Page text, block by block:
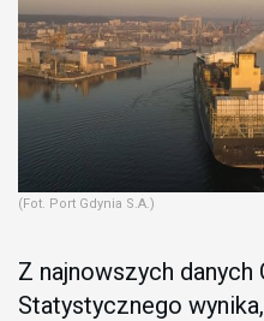
(Fot. Port Gdynia S.A.)
Z najnowszych danych
Statystycznego